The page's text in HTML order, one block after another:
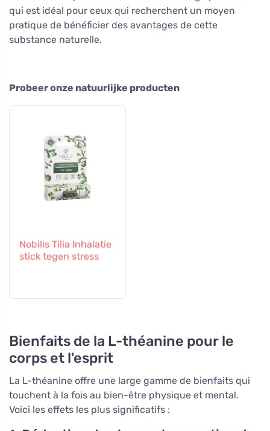
qui est idéal pour ceux qui recherchent un moyen
pratique de bénéficier des avantages de cette
substance naturelle.
Probeer onze natuurlijke producten
Nobilis Tilia Inhalatie
stick tegen stress
Bienfaits de la L-théanine pour le
corps et l'esprit
La L-théanine offre une large gamme de bienfaits qui
touchent à la fois au bien-être physique et mental.
Voici les effets les plus significatifs :